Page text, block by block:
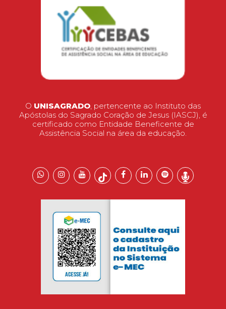
O UNISAGRADO, pertencente ao Instituto das
Apóstolas do Sagrado Coração de Jesus (IASCJ), é
certificado como Entidade Beneficente de
Assistência Social na área da educação.